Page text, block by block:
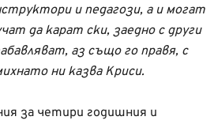
и педагози, а и могат
да карат ски, заедно с други
аз също го правя, с
ни казва Криси.
за четири годишния и